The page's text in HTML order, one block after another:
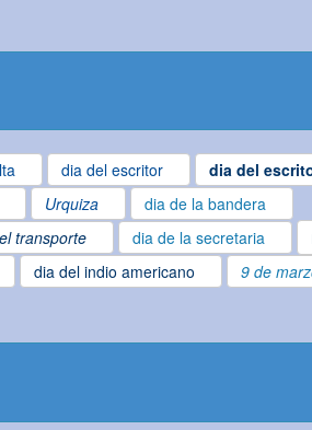
dia del escritor dia del
Urquiza
dia de la bandera
transporte dia de la secretaria
dia del indio americano
9 de